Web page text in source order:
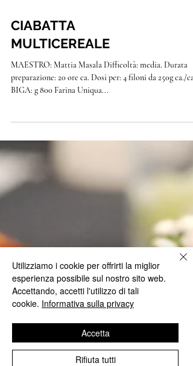
CIABATTA
MULTICEREALE
MAESTRO: Mattia Masala Difficoltà: media. Durata
BIGA: g 800 Farina Uniqua...
Utilizziamo i cookie per offrirti la miglior
esperienza possibile sul nostro sito web.
Accettando, accetti l'utilizzo di tali
cookie. Informativa sulla privacy
Rifiuta tutti
Accetta